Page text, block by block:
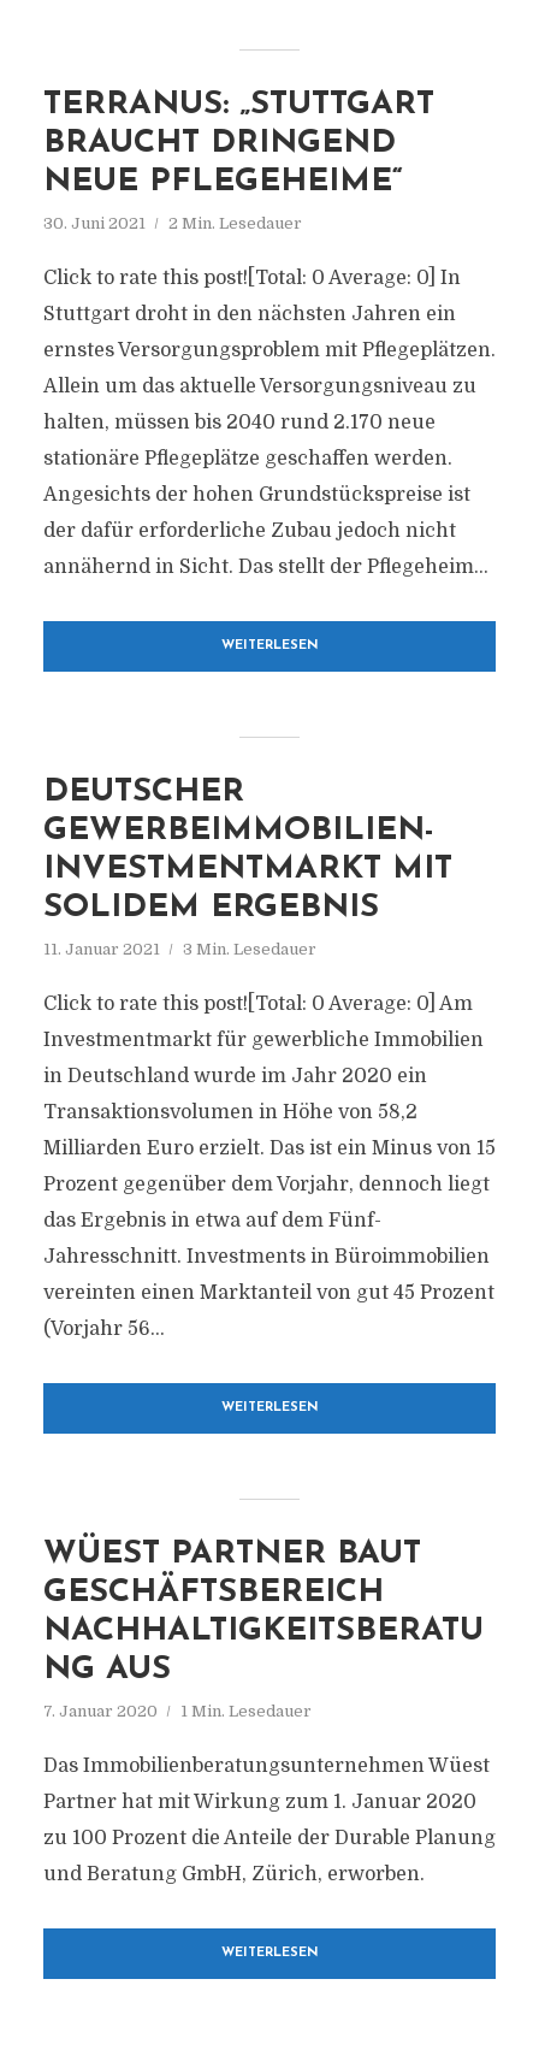
TERRANUS: „STUTTGART
BRAUCHT DRINGEND
NEUE PFLEGEHEIME“
30. Juni 2021 2 Min. Lesedauer
Click to rate this post![Total: 0 Average: 0] In
Stuttgart droht in den nächsten Jahren ein
ernstes Versorgungsproblem mit Pflegeplätzen.
Allein um das aktuelle Versorgungsniveau zu
halten, müssen bis 2040 rund 2.170 neue
stationäre Pflegeplätze geschaffen werden.
Angesichts der hohen Grundstückspreise ist
der dafür erforderliche Zubau jedoch nicht
annähernd in Sicht. Das stellt der Pflegeheim...
WEITERLESEN
DEUTSCHER
GEWERBEIMMOBILIEN-
INVESTMENTMARKT MIT
SOLIDEM ERGEBNIS
11. Januar 2021 3 Min. Lesedauer
Click to rate this post![Total: 0 Average: 0] Am
Investmentmarkt für gewerbliche Immobilien
in Deutschland wurde im Jahr 2020 ein
Transaktionsvolumen in Höhe von 58,2
Milliarden Euro erzielt. Das ist ein Minus von 15
Prozent gegenüber dem Vorjahr, dennoch liegt
das Ergebnis in etwa auf dem Fünf-
Jahresschnitt. Investments in Büroimmobilien
vereinten einen Marktanteil von gut 45 Prozent
(Vorjahr 56...
WEITERLESEN
WÜEST PARTNER BAUT
GESCHÄFTSBEREICH
NACHHALTIGKEITSBERATU
NG AUS
7. Januar 2020 1 Min. Lesedauer
Das Immobilienberatungsunternehmen Wüest
Partner hat mit Wirkung zum 1. Januar 2020
zu 100 Prozent die Anteile der Durable Planung
und Beratung GmbH, Zürich, erworben.
WEITERLESEN